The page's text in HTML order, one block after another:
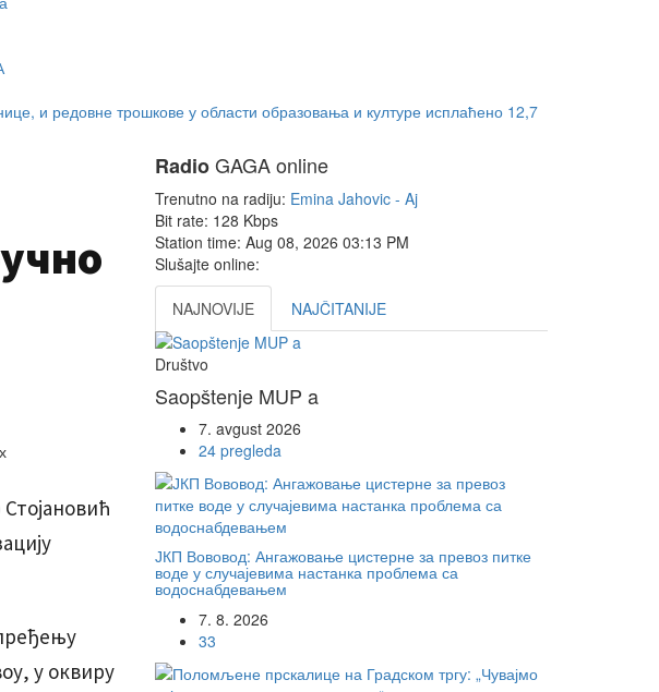
и редовне трошкове у области образовања и културе исплаћено 12,7
у оквиру
RadioGAGA online
Trenutno na radiju: Emina Jahovic - Aj
Bit rate: 128 Kbps
Station time: Aug 08, 2026 03:13 PM
Slušajte online:
NAJNOVIJE NAJČITANIJE
Društvo
Saopštenje MUP a
7. avgust 2026
24 pregleda
ЈКП Вововод: Ангажовање цистерне за превоз питке
воде у случајевима настанка проблема са
водоснабдевањем
7. 8. 2026
33